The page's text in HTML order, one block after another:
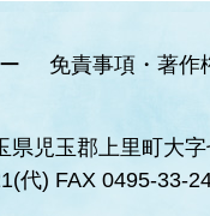
免責事項・著作
児玉郡上里町大字
代) FAX 0495-33-